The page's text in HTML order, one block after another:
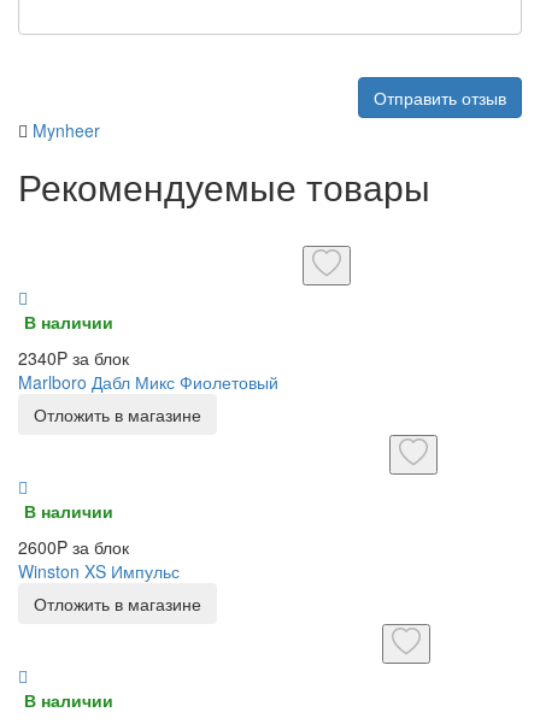
Отправить отзыв
Mynheer
Рекомендуемые товары
В наличии
2340P за блок
Marlboro Дабл Микс Фиолетовый
Отложить в магазине
В наличии
2600P за блок
Winston XS Импульс
Отложить в магазине
В наличии